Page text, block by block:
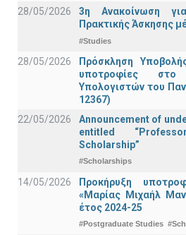
28/05/2026
3η Ανακοίνωση
Πρακτικής Άσκησης
#Studies
28/05/2026
Πρόσκληση
υποτροφίες
Υπολογιστών του
12367)
22/05/2026
Announcement of
entitled
Scholarship”
#Scholarships
14/05/2026
Προκήρυξη
«Μαρίας Μιχαήλ
έτος 2024-25
#Postgraduate Studies